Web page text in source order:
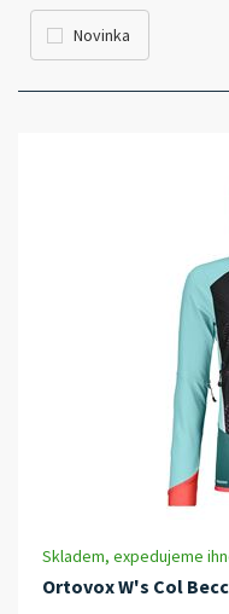
Novinka
Skladem, expedujeme
Ortovox W's Col